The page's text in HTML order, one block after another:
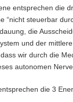
entsprechen die
“nicht steuerbar
die
und der
wir durch die
autonomen
die 3